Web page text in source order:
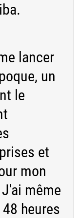
lancer
un
le
et
mon
même
heures